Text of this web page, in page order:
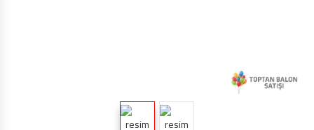
ÖZEL BASKILI BALON